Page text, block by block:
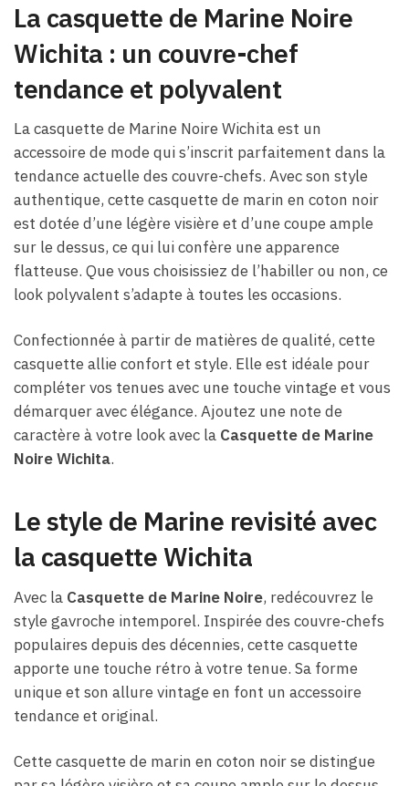
La casquette de Marine Noire
Wichita : un couvre-chef
tendance et polyvalent
La casquette de Marine Noire Wichita est un
accessoire de mode qui s’inscrit parfaitement dans la
tendance actuelle des couvre-chefs. Avec son style
authentique, cette casquette de marin en coton noir
est dotée d’une légère visière et d’une coupe ample
sur le dessus, ce qui lui confère une apparence
flatteuse. Que vous choisissiez de l’habiller ou non, ce
look polyvalent s’adapte à toutes les occasions.
Confectionnée à partir de matières de qualité, cette
casquette allie confort et style. Elle est idéale pour
compléter vos tenues avec une touche vintage et vous
démarquer avec élégance. Ajoutez une note de
caractère à votre look avec la Casquette de Marine
Noire Wichita.
Le style de Marine revisité avec
la casquette Wichita
Avec la Casquette de Marine Noire, redécouvrez le
style gavroche intemporel. Inspirée des couvre-chefs
populaires depuis des décennies, cette casquette
apporte une touche rétro à votre tenue. Sa forme
unique et son allure vintage en font un accessoire
tendance et original.
Cette casquette de marin en coton noir se distingue